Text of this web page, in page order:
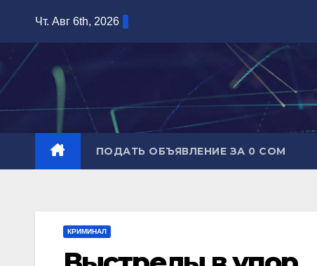
содержимому
Чт. Авг 6th, 2026
ПОДАТЬ ОБЪЯВЛЕНИЕ ЗА 0 СОМ
КРИМИНАЛ